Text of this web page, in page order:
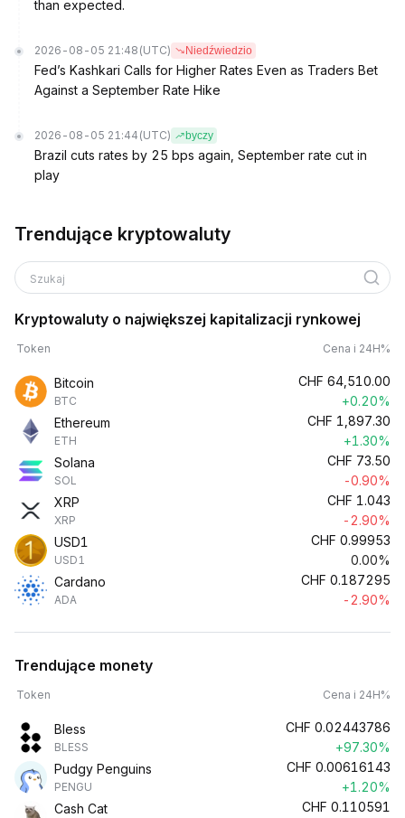
than expected.
2026-08-05 21:48 (UTC) Niedźwiedzio
Fed’s Kashkari Calls for Higher Rates Even as Traders Bet
Against a September Rate Hike
2026-08-05 21:44 (UTC) byczy
Brazil cuts rates by 25 bps again, September rate cut in
play
Trendujące kryptowaluty
Szukaj
Kryptowaluty o największej kapitalizacji rynkowej
Token Cena i 24H%
Bitcoin
BTC
CHF 64,510.00
+0.20%
Ethereum
ETH
CHF 1,897.30
+1.30%
Solana
SOL
CHF 73.50
-0.90%
XRP
XRP
CHF 1.043
-2.90%
USD1
USD1
CHF 0.99953
0.00%
Cardano
ADA
CHF 0.187295
-2.90%
Trendujące monety
Token Cena i 24H%
Bless
BLESS
CHF 0.02443786
+97.30%
Pudgy Penguins
PENGU
CHF 0.00616143
+1.20%
Cash Cat
CHF 0.110591